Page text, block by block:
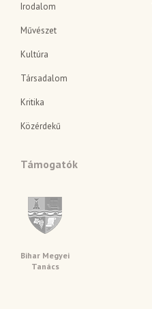
Irodalom
Művészet
Kultúra
Társadalom
Kritika
Közérdekű
Támogatók
Bihar Megyei
Tanács